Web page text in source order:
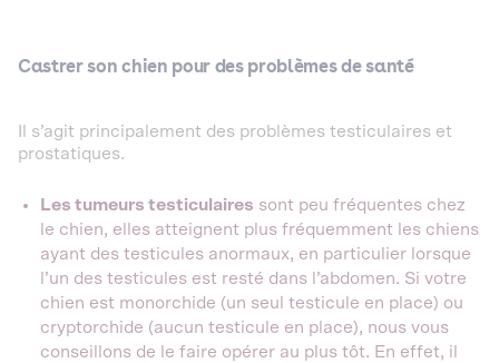
Castrer son chien pour des problèmes de santé
Il s’agit principalement des problèmes testiculaires et
prostatiques.
Les tumeurs testiculaires sont peu fréquentes chez
le chien, elles atteignent plus fréquemment les chiens
ayant des testicules anormaux, en particulier lorsque
l’un des testicules est resté dans l’abdomen. Si votre
chien est monorchide (un seul testicule en place) ou
cryptorchide (aucun testicule en place), nous vous
conseillons de le faire opérer au plus tôt. En effet, il